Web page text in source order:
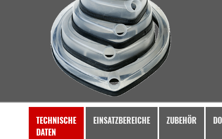
TECHNISCHE
DATEN
EINSATZBEREICHE ZUBEHÖR